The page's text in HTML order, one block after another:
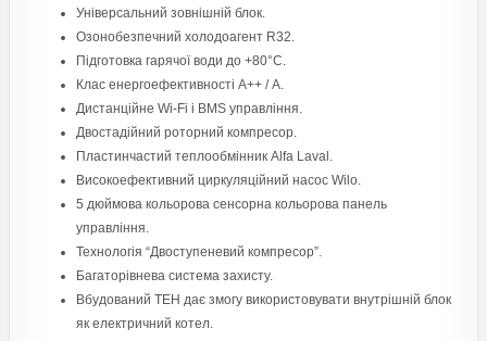
Універсальний зовнішній блок.
Озонобезпечний холодоагент R32.
Підготовка гарячої води до +80°С.
Клас енергоефективності А++ / А.
Дистанційне Wi-Fi і BMS управління.
Двостадійний роторний компресор.
Пластинчастий теплообмінник Alfa Laval.
Високоефективний циркуляційний насос Wilo.
5 дюймова кольорова сенсорна кольорова панель
управління.
Технологія “Двоступеневий компресор”.
Багаторівнева система захисту.
Вбудований ТЕН дає змогу використовувати внутрішній блок
як електричний котел.